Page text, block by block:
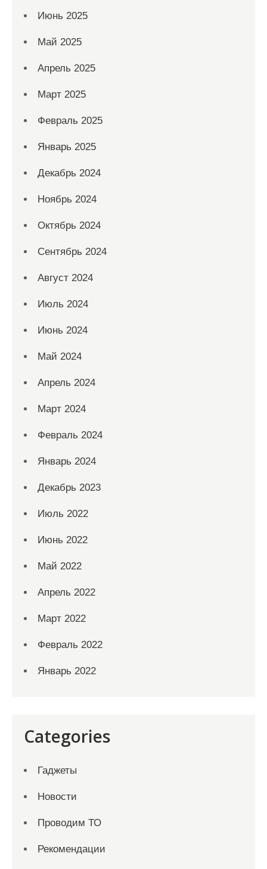
Июнь 2025
Май 2025
Апрель 2025
Март 2025
Февраль 2025
Январь 2025
Декабрь 2024
Ноябрь 2024
Октябрь 2024
Сентябрь 2024
Август 2024
Июль 2024
Июнь 2024
Май 2024
Апрель 2024
Март 2024
Февраль 2024
Январь 2024
Декабрь 2023
Июль 2022
Июнь 2022
Май 2022
Апрель 2022
Март 2022
Февраль 2022
Январь 2022
Categories
Гаджеты
Новости
Проводим ТО
Рекомендации